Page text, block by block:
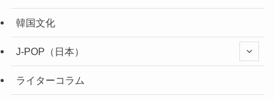
韓国文化
J-POP（日本）
ライターコラム